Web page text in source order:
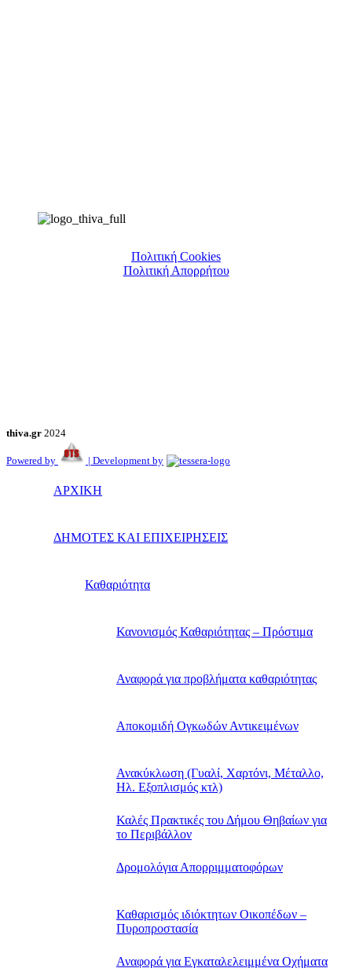
Πολιτική Cookies
Πολιτική Απορρήτου
thiva.gr 2024
Powered by | Development by
ΑΡΧΙΚΗ
ΔΗΜΟΤΕΣ ΚΑΙ ΕΠΙΧΕΙΡΗΣΕΙΣ
Καθαριότητα
Κανονισμός Καθαριότητας – Πρόστιμα
Αναφορά για προβλήματα καθαριότητας
Αποκομιδή Ογκωδών Αντικειμένων
Ανακύκλωση (Γυαλί, Χαρτόνι, Μέταλλο,
Ηλ. Εξοπλισμός κτλ)
Καλές Πρακτικές του Δήμου Θηβαίων για
το Περιβάλλον
Δρομολόγια Απορριμματοφόρων
Καθαρισμός ιδιόκτητων Οικοπέδων –
Πυροπροστασία
Αναφορά για Εγκαταλελειμμένα Οχήματα